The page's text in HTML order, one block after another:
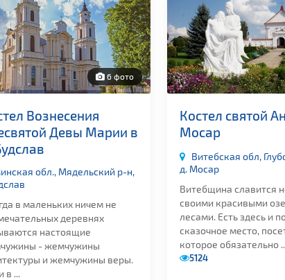
6 фото
Вознесения
Девы Марии в
обл., Мядельский р-н,
в маленьких ничем не
деревнях
настоящие
- жемчужины
и жемчужины веры.
в ...
Костел святой
Мосар
Витебская обл,
д. Мосар
Витебщина славится
своими красивыми
лесами. Есть здесь и
сказочное место,
которое обязательно
5124